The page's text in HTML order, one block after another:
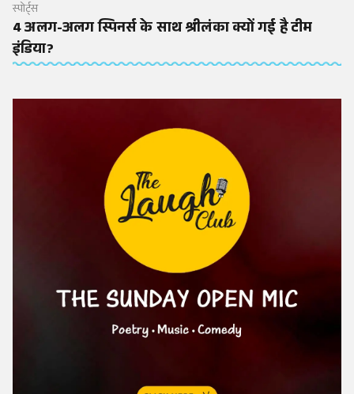
स्पोर्ट्स
4 अलग-अलग स्पिनर्स के साथ श्रीलंका क्यों गई है टीम
इंडिया?